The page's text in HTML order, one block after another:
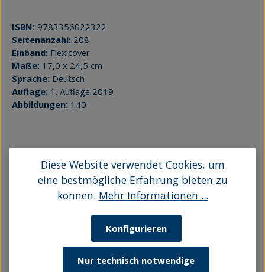
ISBN: 9783356022322
Seitenanzahl: 208
Einband: Flexicover
Maße: 17,0 x 24,5 cm
Sprache: Deutsch
Auflage: 1. Auflage 2019
Abbildungen: 140
… über "Schleuderservice" in den Gaststätten
bishin zu Sachsen, die eigentlich aus Berlin
kommen. Und wann darf ein "Knabe n…Mehr
Diese Website verwendet Cookies, um
eine bestmögliche Erfahrung bieten zu
können. Mehr Informationen ...
Nur technisch notwendige
Konfigurieren